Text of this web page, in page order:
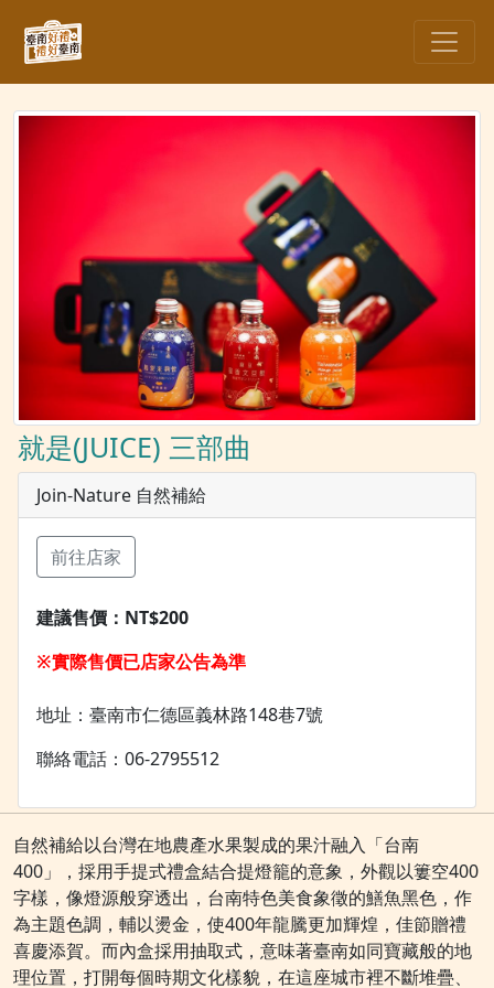
就是(JUICE) 三部曲
Join-Nature 自然補給
前往店家
建議售價： NT$200
※實際售價已店家公告為準
地址：臺南市仁德區義林路148巷7號
聯絡電話：06-2795512
自然補給以台灣在地農產水果製成的果汁融入「台南
400」，採用手提式禮盒結合提燈籠的意象，外觀以簍空400
字樣，像燈源般穿透出，台南特色美食象徵的鱔魚黑色，作
為主題色調，輔以燙金，使400年龍騰更加輝煌，佳節贈禮
喜慶添賀。而內盒採用抽取式，意味著臺南如同寶藏般的地
理位置，打開每個時期文化樣貌，在這座城市裡不斷堆疊、